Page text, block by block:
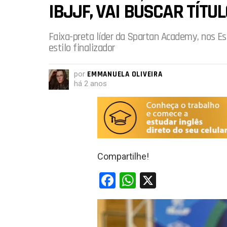
IBJJF, VAI BUSCAR
Faixa-preta líder da Spartan Academy, nos
estilo finalizador
por EMMANUELA OLIVEIRA
há 2 anos
Compartilhe!
F
a
ce
W
h
at